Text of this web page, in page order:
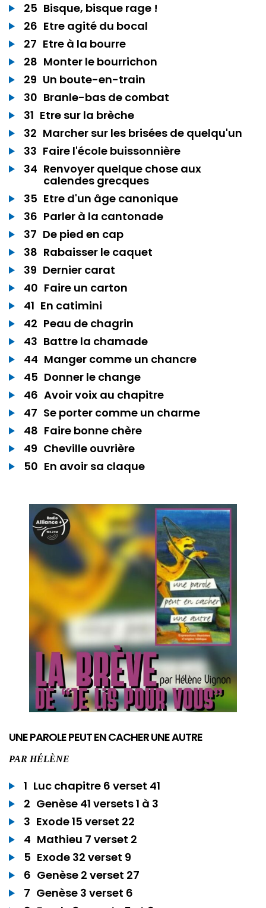
25 Bisque, bisque rage !
26 Etre agité du bocal
27 Etre à la bourre
28 Monter le bourrichon
29 Un boute-en-train
30 Branle-bas de combat
31 Etre sur la brèche
32 Marcher sur les brisées de quelqu'un
33 Faire l'école buissonnière
34 Renvoyer quelque chose aux
calendes grecques
35 Etre d'un âge canonique
36 Parler à la cantonade
37 De pied en cap
38 Rabaisser le caquet
39 Dernier carat
40 Faire un carton
41 En catimini
42 Peau de chagrin
43 Battre la chamade
44 Manger comme un chancre
45 Donner le change
46 Avoir voix au chapitre
47 Se porter comme un charme
48 Faire bonne chère
49 Cheville ouvrière
50 En avoir sa claque
UNE PAROLE PEUT EN CACHER UNE AUTRE
PAR HÉLÈNE
1 Luc chapitre 6 verset 41
2 Genèse 41 versets 1 à 3
3 Exode 15 verset 22
4 Mathieu 7 verset 2
5 Exode 32 verset 9
6 Genèse 2 verset 27
7 Genèse 3 verset 6